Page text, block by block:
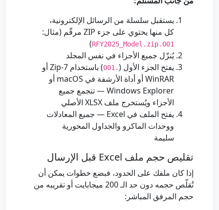
يستقبل سلسلة من الرسائل الإلكترونية،
كل منها يحتوي على جزء ZIP مرقّم (مثال:
RFY2025_Model.zip.001
)
يُنزّل جميع الأجزاء في نفس المجلد
يفتح الجزء الأول (.001
) باستخدام 7-Zip أو
WinRAR أو أداة الأرشفة في macOS أو
Windows Explorer — تتجمع جميع
الأجزاء ويُستخرج ملف XLSX الأصلي
يفتح الملف في Excel — جميع المعادلات
ووحدات الماكرو والجداول المحورية
سليمة
تقليص حجم ملف Excel قبل الإرسال
إذا كان ملفك على الحدود، فبضع خطوات يمكن أن
تُقلّص حجمه دون حد الـ 200 ميجابايت أو تقريبه من
حجم المرفق المباشر: